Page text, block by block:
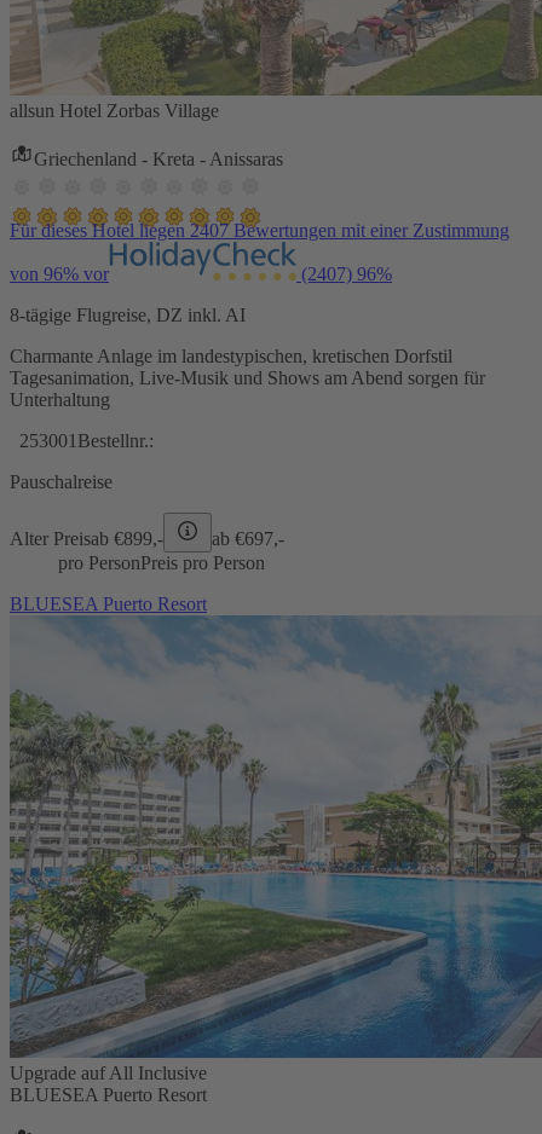
allsun Hotel Zorbas Village
Griechenland - Kreta - Anissaras
Für dieses Hotel liegen 2407 Bewertungen mit einer Zustimmung
von 96% vor (2407) 96%
8-tägige Flugreise, DZ inkl. AI
Charmante Anlage im landestypischen, kretischen Dorfstil
Tagesanimation, Live-Musik und Shows am Abend sorgen für
Unterhaltung
253001 Bestellnr.:
Pauschalreise
Alter Preisab €899,- ab €697,-
pro PersonPreis pro Person
BLUESEA Puerto Resort
Upgrade auf All Inclusive
BLUESEA Puerto Resort